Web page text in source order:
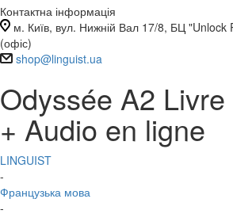
Контактна інформація
м. Київ, вул. Нижній Вал 17/8, БЦ "Unlock
(офіс)
shop@linguist.ua
Odyssée A2
+ Audio en ligne
LINGUIST
-
Французька мова
-